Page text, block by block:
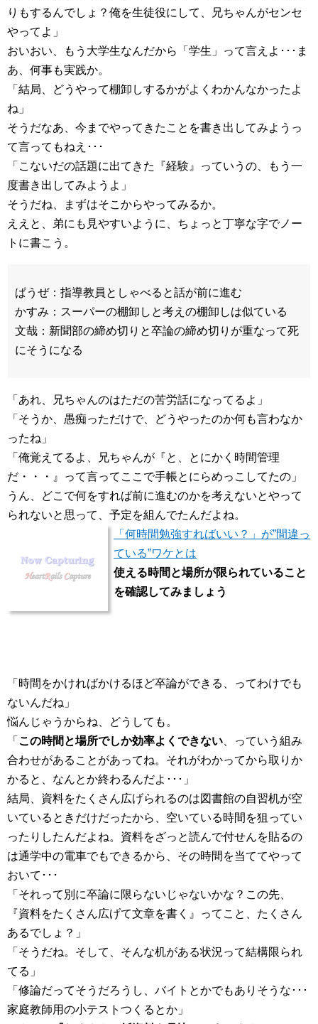
りもするんでしょ？俺を生徒役にして、兄ちゃんがセンセ
やってよ」
おいおい、もう大学生なんだから「学生」って言えよ･･･ま
あ、何事も実践か。
「結局、どうやって棚卸しするかがよくわかんなかったよ
ね」
そうだなあ、今までやってきたことを書き出してみようっ
て言ってもねえ･･･
「こないだの話題に出てきた『経験』っていうの、もう一
度書き出してみようよ」
そうだね、まずはそこからやってみるか。
ええと、弟にも見やすいように、ちょっと丁寧な字でノー
トに書こう。
ぱうぜ：指導教員としゃべると話が前に進む
かすみ：スーパーの棚卸しと考えの棚卸しは似ている
文哉：新聞部の締め切りと卒論の締め切りが重なって死
にそうになる
「あれ、兄ちゃんのはただの苦労話になってるよ」
「そうか、愚痴っただけで、どうやったのか何も言わなか
ったね」
「俺覚えてるよ、兄ちゃんが『と、とにかく時間管理
だ・・・』って言ってここで手帳とにらめっこしてたの」
うん、どこで何をすれば前に進むのかを考えないとやって
られないと思って、予定を組んでたんだよね。
「何時間勉強すればいい？」が”間違っ
ている”ワケとは
使える時間と場所が限られていること
を確認してみましょう
「時間をかければかけるほど卒論ができる、ってわけでも
ないんだね」
悩んじゃうからね、どうしても。
「 この時間と場所でしか効率よくできない 、っていう組み
合わせがあることがあってね。それがわかってから取りか
かると、なんとか終わるんだよ･･･」
結局、資料をたくさん広げられるのは図書館の自習机が空
いているときだけだったから、空いている時間を狙ってい
ったりしたんだよね。資料をざっと読んで付せんを貼るの
は通学中の電車でもできるから、その時間を当ててやって
おいて･･･
「それって別に卒論に限らないじゃないかな？この先、
『資料をたくさん広げて文章を書く』ってこと、たくさん
あるでしょ？」
「そうだね。そして、そんな机がある状況って結構限られ
てる」
「修論だってそうだろうし、バイトとかでもありそうな･･･
家庭教師用の小テストつくるとか」